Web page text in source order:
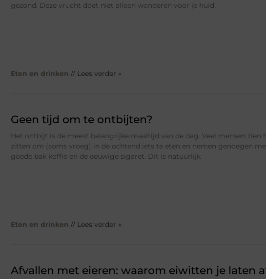
gezond. Deze vrucht doet niet alleen wonderen voor je huid,
Eten en drinken // Lees verder »
Geen tijd om te ontbijten?
Het ontbijt is de meest belangrijke maaltijd van de dag. Veel mensen zien
zitten om (soms vroeg) in de ochtend iets te eten en nemen genoegen
goede bak koffie en de eeuwige sigaret. Dit is natuurlijk
Eten en drinken // Lees verder »
Afvallen met eieren: waarom eiwitten je laten